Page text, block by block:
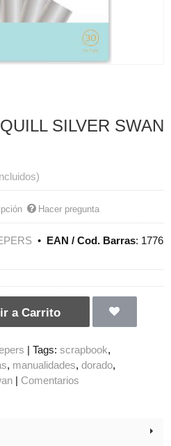
SILVER SWAN
Hacer pregunta
• EAN / Cod. Barras: 1776
a Carrito
| Tags: scrapbook
manualidades dorado
| Comentarios